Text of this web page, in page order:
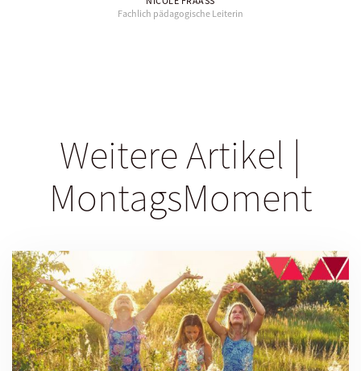
Fachlich pädagogische Leiterin
Weitere Artikel |
MontagsMoment